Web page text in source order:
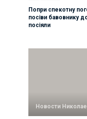
Попри спекотну
посіви бавовнику
посіяли
Новости